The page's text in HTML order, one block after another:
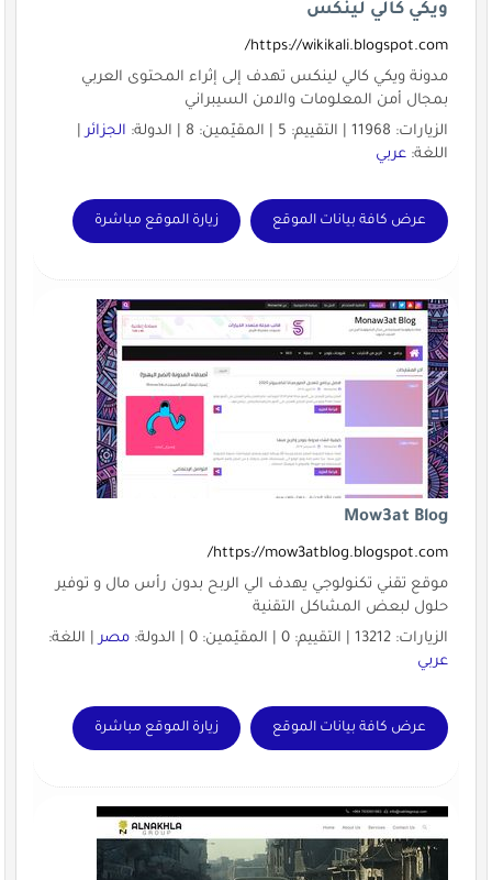
ويكي كالي لينكس
https://wikikali.blogspot.com/
مدونة ويكي كالي لينكس تهدف إلى إثراء المحتوى العربي
بمجال أمن المعلومات والامن السيبراني
الزيارات: 11968 | التقييم: 5 | المقيّمين: 8 | الدولة:
الجزائر|
اللغة: عربي
عرض كافة بيانات الموقع زيارة الموقع مباشرة
Mow3at Blog
https://mow3atblog.blogspot.com/
موقع تقني تكنولوجي يهدف الي الربح بدون رأس مال و توفير
حلول لبعض المشاكل التقنية
الزيارات: 13212 | التقييم: 0 | المقيّمين: 0 | الدولة:
مصر| اللغة:
عربي
عرض كافة بيانات الموقع زيارة الموقع مباشرة